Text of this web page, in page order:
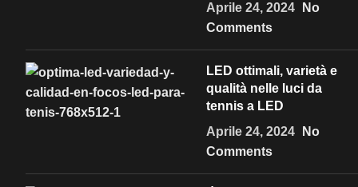
Aprile 24, 2024
No
Comments
LED ottimali, varietà e
qualità nelle luci da
tennis a LED
Aprile 24, 2024
No
Comments